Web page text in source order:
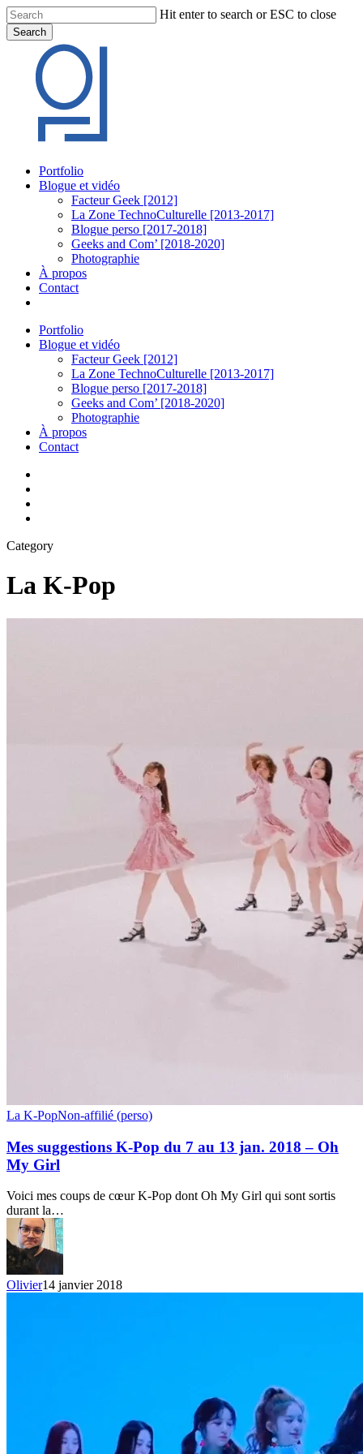
Skip
to
main
content
Hit enter to search or ESC to close
Search
Search
Menu
Portfolio
Blogue et vidéo
Facteur Geek [2012]
La Zone TechnoCulturelle [2013-2017]
Blogue perso [2017-2018]
Geeks and Com’ [2018-2020]
Photographie
À propos
Contact
Portfolio
Blogue et vidéo
Facteur Geek [2012]
La Zone TechnoCulturelle [2013-2017]
Blogue perso [2017-2018]
Geeks and Com’ [2018-2020]
Photographie
À propos
Contact
Category
La K-Pop
Mes
K-
Pop
du
au
13
jan.
2018
–
Oh
My
La K-PopNon-affilié (perso)
Mes suggestions K-Pop du 7 au 13 jan. 2018 – Oh
My Girl
Voici mes coups de cœur K-Pop dont Oh My Girl qui sont sortis
durant la…
Olivier14 janvier 2018